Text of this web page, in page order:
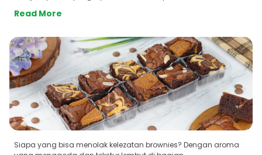
Read More
Siapa yang bisa menolak kelezatan brownies? Dengan aroma